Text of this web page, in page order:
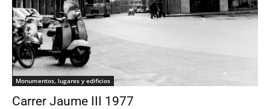
Monumentos, lugares y edificios
Carrer Jaume III 1977